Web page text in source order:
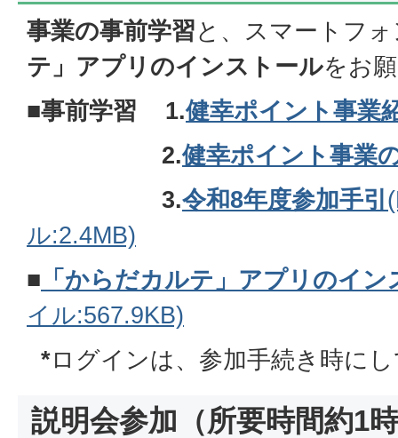
事業の事前学習と、スマートフ
テ」アプリのインストールをお
■事前学習
1.健幸ポイント事業
2.健幸ポイント事業
3.令和8年度参加手引
ル:2.4MB)
■ 「からだカルテ」アプリのイン
イル:567.9KB)
*ログインは、参加手続き時に
説明会参加（所要時間約1